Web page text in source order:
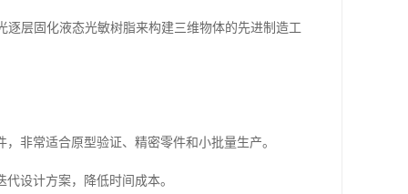
逐层固化液态光敏树脂来构建三维物体的先进制造工
非常适合原型验证、精密零件和小批量生产。
设计方案，降低时间成本。